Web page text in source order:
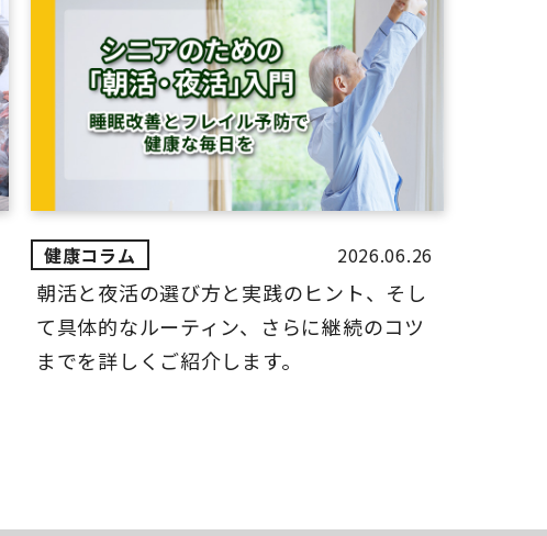
2026.06.26
朝活と夜活の選び方と実践のヒント、そし
て具体的なルーティン、さらに継続のコツ
までを詳しくご紹介します。